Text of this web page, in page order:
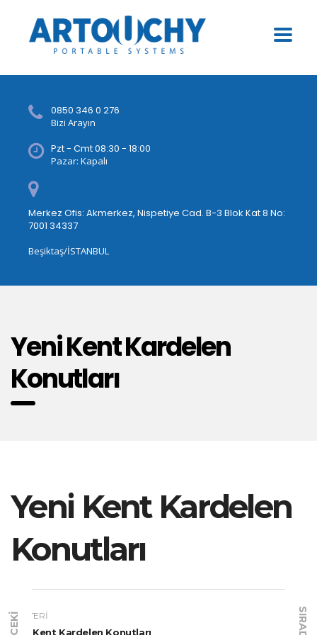
0850 346 0 276
Bizi Arayın
Pzt - Cmt 08:30 - 18:00
Pazar: Kapalı
Merkez Ofis: Akmerkez, Nispetiye Cad. B-3 Blok Kat 8 No:
7001 34337
Beşiktaş/İSTANBUL
Yeni Kent Kardelen
Konutları
Yeni Kent Kardelen
Konutları
MÜŞTERI
Yeni Kent Kardelen Konutları